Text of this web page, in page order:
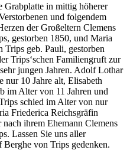
Grabplatte in mittig höherer
und folgendem
der Großeltern Clemens
gestorben 1850, und Maria
geb. Pauli, gestorben
Trips‘schen Familiengruft zur
jungen Jahren. Adolf Lothar
nur 10 Jahre alt, Elisabeth
im Alter von 11 Jahren und
schied im Alter von nur
Friederica Reichsgräfin
ihrem Ehemann Clemens
Lassen Sie uns aller
von Trips gedenken.